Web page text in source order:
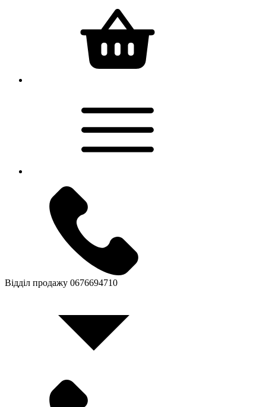
Відділ продажу 0676694710